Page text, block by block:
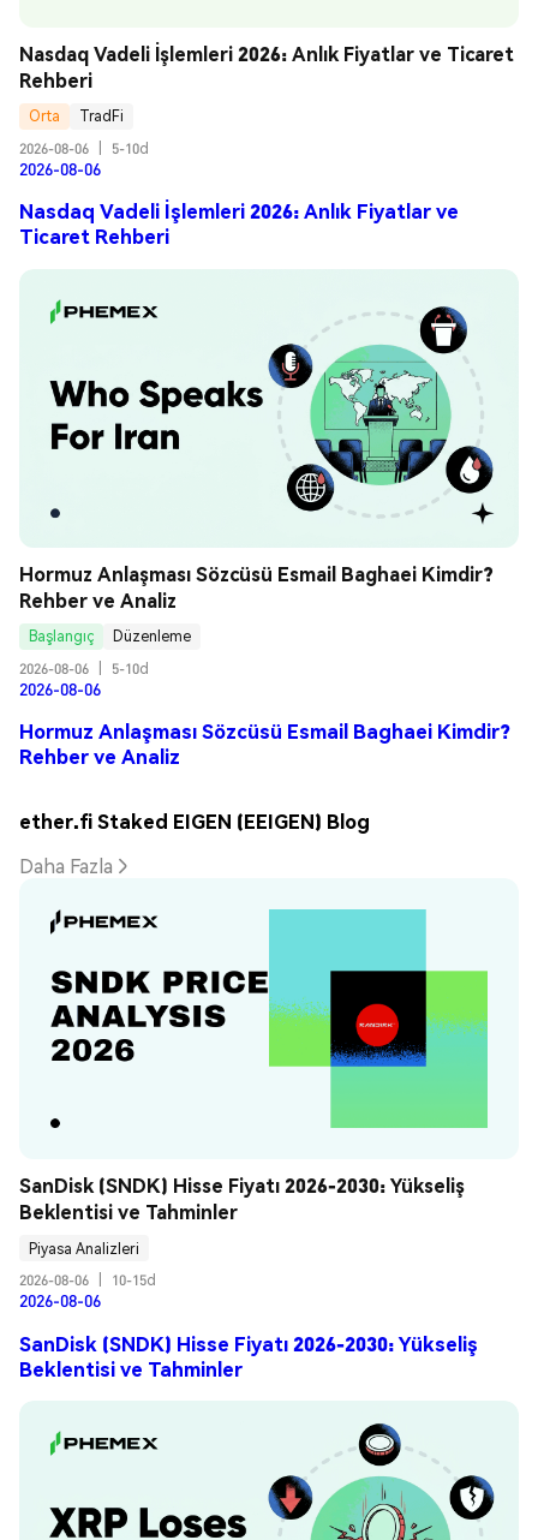
Nasdaq Vadeli İşlemleri 2026: Anlık Fiyatlar ve Ticaret
Rehberi
Orta
TradFi
2026-08-06
5-10d
2026-08-06
Nasdaq Vadeli İşlemleri 2026: Anlık Fiyatlar ve
Ticaret Rehberi
Hormuz Anlaşması Sözcüsü Esmail Baghaei Kimdir?
Rehber ve Analiz
Başlangıç
Düzenleme
2026-08-06
5-10d
2026-08-06
Hormuz Anlaşması Sözcüsü Esmail Baghaei Kimdir?
Rehber ve Analiz
ether.fi Staked EIGEN (EEIGEN) Blog
Daha Fazla
SanDisk (SNDK) Hisse Fiyatı 2026-2030: Yükseliş
Beklentisi ve Tahminler
Piyasa Analizleri
2026-08-06
10-15d
2026-08-06
SanDisk (SNDK) Hisse Fiyatı 2026-2030: Yükseliş
Beklentisi ve Tahminler